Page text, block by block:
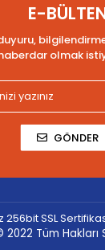
E-
olmak
GÖNDER
SSL
2022 Tüm Hakları